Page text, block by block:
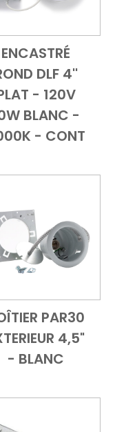
Add to Cart
Vue
ENCASTRÉ
DLF 4''
- 120V
BLANC -
- CONT
Add to Cart
Vue
PAR30
4,5"
- BLANC